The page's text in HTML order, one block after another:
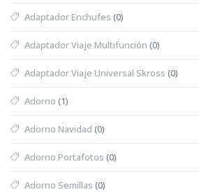
Adaptador Enchufes (0)
Adaptador Viaje Multifunción (0)
Adaptador Viaje Universal Skross (0)
Adorno (1)
Adorno Navidad (0)
Adorno Portafotos (0)
Adorno Semillas (0)